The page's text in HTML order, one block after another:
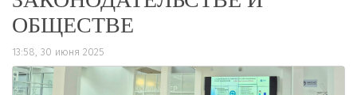
ОБЩЕСТВЕ
13:58, 30 июня 2025